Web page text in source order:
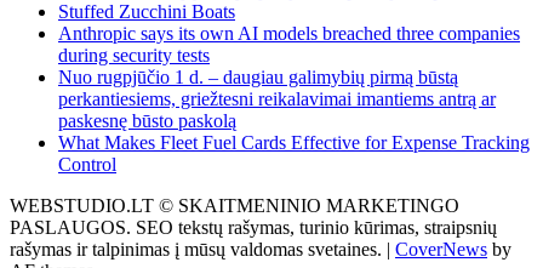
Stuffed Zucchini Boats
Anthropic says its own AI models breached three companies
during security tests
Nuo rugpjūčio 1 d. – daugiau galimybių pirmą būstą
perkantiesiems, griežtesni reikalavimai imantiems antrą ar
paskesnę būsto paskolą
What Makes Fleet Fuel Cards Effective for Expense Tracking
Control
WEBSTUDIO.LT © SKAITMENINIO MARKETINGO
PASLAUGOS. SEO tekstų rašymas, turinio kūrimas, straipsnių
rašymas ir talpinimas į mūsų valdomas svetaines. | CoverNews by